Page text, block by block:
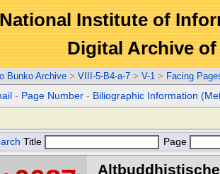
National Institute of
Digital Archive
Bunko Archive > VIII-5-B4-a-7 > V-1 > Facing
- Page Number - Biliographic Information
Title Page